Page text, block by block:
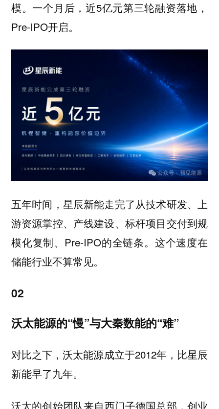
模。 一个月后，近5亿元第三轮融资落地，
Pre-IPO开启。
五年时间，星辰新能走完了从技术研发、上
游资源掌控、产线建设、标杆项目交付到规
模化复制、Pre-IPO的全链条。这个速度在
储能行业不算常见。
02
沃太能源的“慢”与大秦数能的“难”
对比之下，沃太能源成立于2012年，比星辰
新能早了九年。
沃太的创始团队来自西门子德国总部，创业